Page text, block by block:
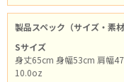
製品スペック（サイズ・素材
Sサイズ
身丈65cm 身幅53cm 肩幅
10.0oz